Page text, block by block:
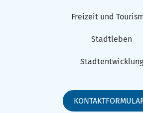
Freizeit und
Stadtleben
Stadtentwicklung